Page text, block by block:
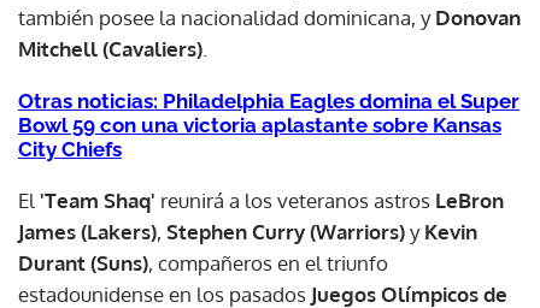
también posee la nacionalidad dominicana, yDonovan
Mitchell (Cavaliers)
Otras noticias: Philadelphia Eagles domina el Super
Bowl 59 con una victoria aplastante sobre Kansas
City Chiefs
El 'Team Shaq' reunirá a los veteranos astros LeBron
James (Lakers), Stephen Curry (Warriors)yKevin
Durant (Suns), compañeros en el triunfo
estadounidense en los pasados Juegos Olímpicos de